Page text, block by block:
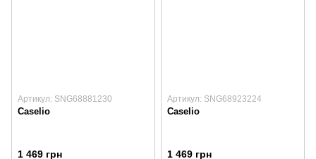
Артикул: SNG68881230
Caselio
1 469 грн
Артикул: SNG68923224
Caselio
1 469 грн